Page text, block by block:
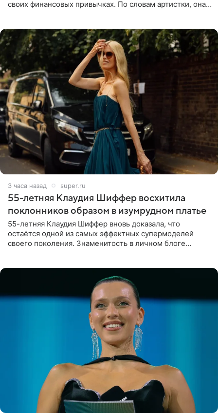
своих финансовых привычках. По словам артистки, она
3 часа назад super.ru
55-летняя Клаудия Шиффер восхитила
поклонников образом в изумрудном платье
55-летняя Клаудия Шиффер вновь доказала, что
остаётся одной из самых эффектных супермоделей
своего поколения. Знаменитость в личном блоге